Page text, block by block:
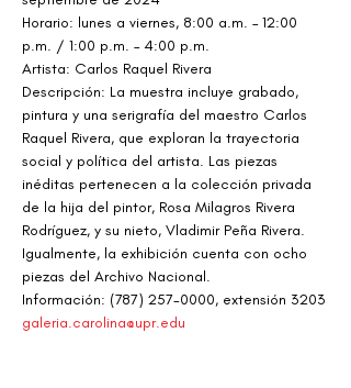
Horario: lunes a viernes, 8:00 a.m. – 12:00
p.m. / 1:00 p.m. – 4:00 p.m.
Artista: Carlos Raquel Rivera
Descripción: La muestra incluye grabado,
pintura y una serigrafía del maestro Carlos
Raquel Rivera, que exploran la trayectoria
social y política del artista. Las piezas
inéditas pertenecen a la colección privada
de la hija del pintor, Rosa Milagros Rivera
Rodríguez, y su nieto, Vladimir Peña Rivera.
Igualmente, la exhibición cuenta con ocho
piezas del Archivo Nacional.
Información: (787) 257-0000, extensión 3203
galeria.carolina@upr.edu